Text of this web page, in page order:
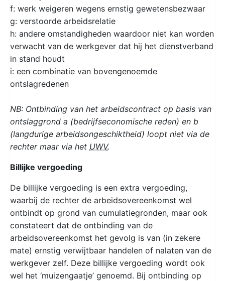
f: werk weigeren wegens ernstig gewetensbezwaar
g: verstoorde arbeidsrelatie
h: andere omstandigheden waardoor niet kan worden
verwacht van de werkgever dat hij het dienstverband
in stand houdt
i: een combinatie van bovengenoemde
ontslagredenen
NB: Ontbinding van het arbeidscontract op basis van
ontslaggrond a (bedrijfseconomische reden) en b
(langdurige arbeidsongeschiktheid) loopt niet via de
rechter maar via het UWV.
Billijke vergoeding
De billijke vergoeding is een extra vergoeding,
waarbij de rechter de arbeidsovereenkomst wel
ontbindt op grond van cumulatiegronden, maar ook
constateert dat de ontbinding van de
arbeidsovereenkomst het gevolg is van (in zekere
mate) ernstig verwijtbaar handelen of nalaten van de
werkgever zelf. Deze billijke vergoeding wordt ook
wel het ‘muizengaatje’ genoemd. Bij ontbinding op